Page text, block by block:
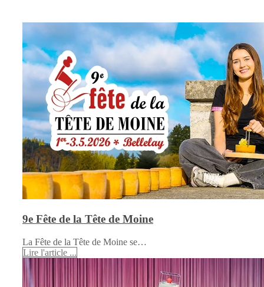
9e Fête de la Tête de Moine
La Fête de la Tête de Moine se…
Lire l'article ...